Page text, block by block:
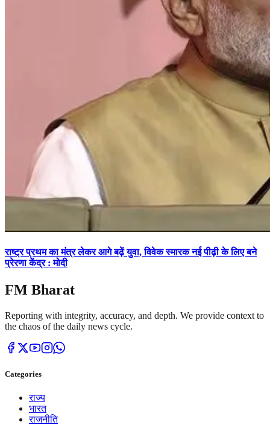
राष्ट्र प्रथम का मंत्र लेकर आगे बढ़ें युवा, विवेक स्मारक नई पीढ़ी के लिए बने
प्रेरणा केंद्र : मोदी
FM Bharat
Reporting with integrity, accuracy, and depth. We provide context to
the chaos of the daily news cycle.
Categories
राज्य
भारत
राजनीति